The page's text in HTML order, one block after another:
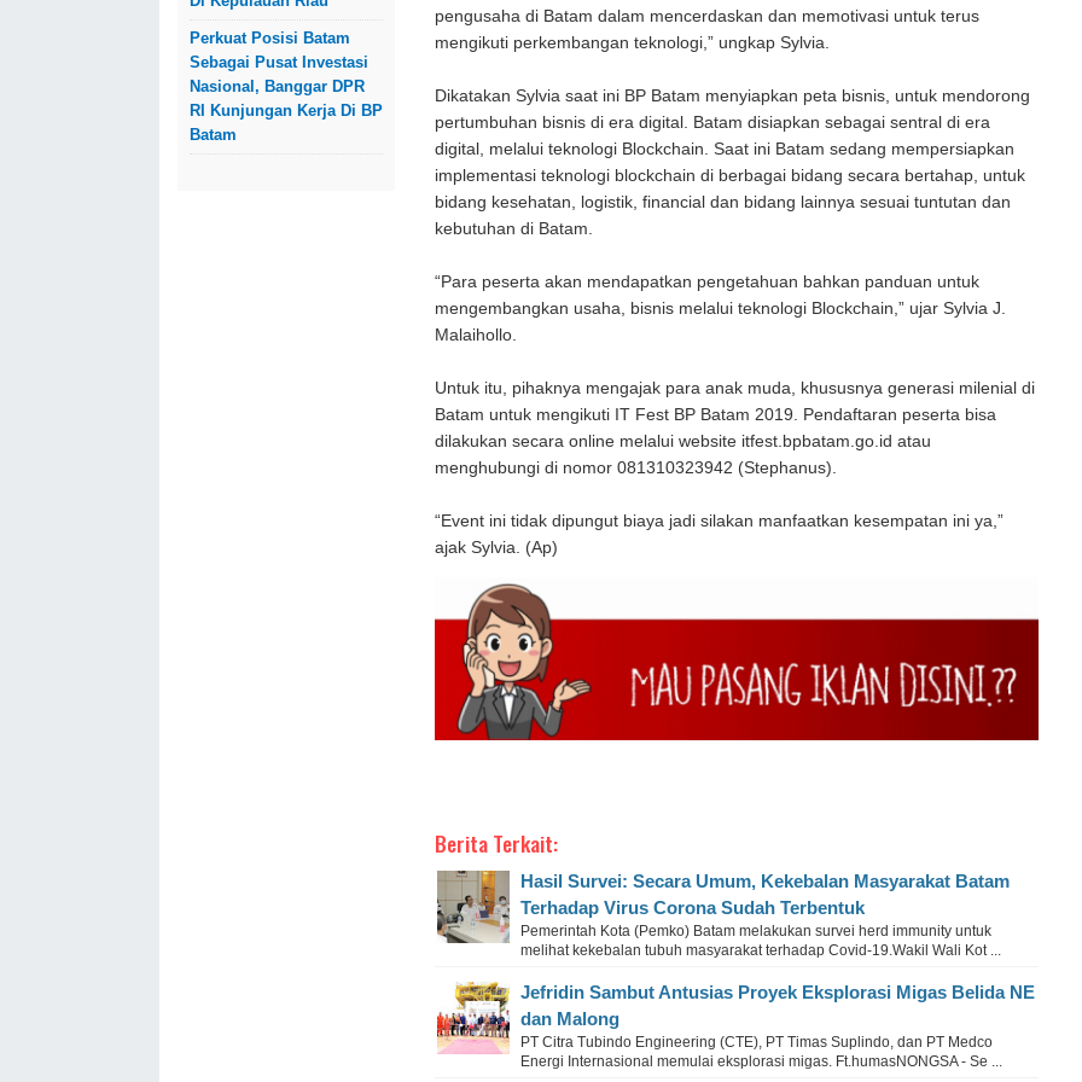
Perkuat Posisi Batam
Sebagai Pusat Investasi
Nasional, Banggar DPR
RI Kunjungan Kerja Di BP
Batam
pengusaha di Batam dalam mencerdaskan dan memotivasi untuk terus
mengikuti perkembangan teknologi,” ungkap Sylvia.
Dikatakan Sylvia saat ini BP Batam menyiapkan peta bisnis, untuk mendorong
pertumbuhan bisnis di era digital. Batam disiapkan sebagai sentral di era
digital, melalui teknologi Blockchain. Saat ini Batam sedang mempersiapkan
implementasi teknologi blockchain di berbagai bidang secara bertahap, untuk
bidang kesehatan, logistik, financial dan bidang lainnya sesuai tuntutan dan
kebutuhan di Batam.
“Para peserta akan mendapatkan pengetahuan bahkan panduan untuk
mengembangkan usaha, bisnis melalui teknologi Blockchain,” ujar Sylvia J.
Malaihollo.
Untuk itu, pihaknya mengajak para anak muda, khususnya generasi milenial di
Batam untuk mengikuti IT Fest BP Batam 2019. Pendaftaran peserta bisa
dilakukan secara online melalui website itfest.bpbatam.go.id atau
menghubungi di nomor 081310323942 (Stephanus).
“Event ini tidak dipungut biaya jadi silakan manfaatkan kesempatan ini ya,”
ajak Sylvia. (Ap)
Berita Terkait:
Hasil Survei: Secara Umum, Kekebalan Masyarakat Batam
Terhadap Virus Corona Sudah Terbentuk
Pemerintah Kota (Pemko) Batam melakukan survei herd immunity untuk
melihat kekebalan tubuh masyarakat terhadap Covid-19.Wakil Wali Kot ...
Jefridin Sambut Antusias Proyek Eksplorasi Migas Belida NE
dan Malong
PT Citra Tubindo Engineering (CTE), PT Timas Suplindo, dan PT Medco
Energi Internasional memulai eksplorasi migas. Ft.humasNONGSA - Se ...